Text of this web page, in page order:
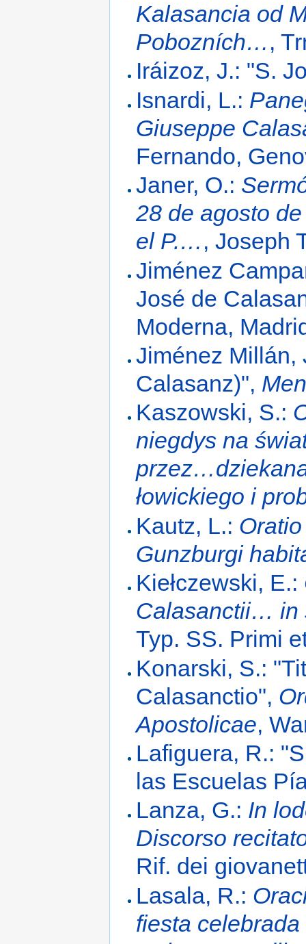
Kalasancia od
Pobozních… ,
Iráizoz, J.: "S.
Isnardi, L.:
Giuseppe
Fernando,
Janer, O.:
28 de agosto
el P.… , Joseph
Jiménez
José de
Moderna,
Jiménez Millán,
Calasanz)",
Kaszowski, S.:
niegdys na
łowickiego i
Kautz, L.:
Gunzburgi
Kiełczewski, E.:
Calasanctii… in
Typ. SS. Primi
Konarski, S.:
Calasanctio",
Apostolicae,
Lafiguera, R.:
las Escuelas
Lanza, G.: In
Discorso
Rif. dei
Lasala, R.:
fiesta